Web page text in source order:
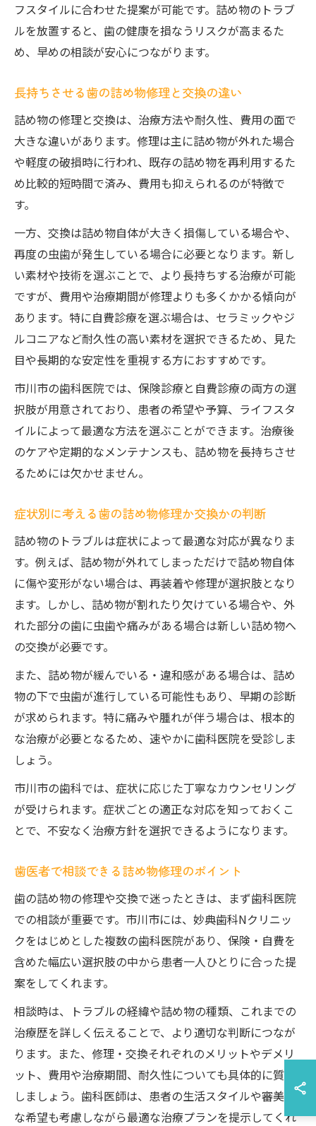
フスタイルに合わせた提案が可能です。詰め物のトラブ
ルを放置すると、歯の健康を損なうリスクが高まるた
め、早めの相談が安心につながります。
長持ちさせる歯の詰め物修理と交換の違い
詰め物の修理と交換は、治療方法や耐久性、費用の面で
大きな違いがあります。修理は主に詰め物が外れた場合
や軽度の破損時に行われ、既存の詰め物を再利用するた
め比較的短時間で済み、費用も抑えられるのが特徴で
す。
一方、交換は詰め物自体が大きく損傷している場合や、
再度の虫歯が発生している場合に必要となります。新し
い素材や技術を選ぶことで、より長持ちする治療が可能
ですが、費用や治療期間が修理よりも多くかかる傾向が
あります。特に自費診療を選ぶ場合は、セラミックやジ
ルコニアなど耐久性の高い素材を選択できるため、見た
目や長期的な安定性を重視する方におすすめです。
市川市の歯科医院では、保険診療と自費診療の両方の選
択肢が用意されており、患者の希望や予算、ライフスタ
イルによって最適な方法を選ぶことができます。治療後
のケアや定期的なメンテナンスも、詰め物を長持ちさせ
るためには欠かせません。
症状別に考える歯の詰め物修理か交換かの判断
詰め物のトラブルは症状によって最適な対応が異なりま
す。例えば、詰め物が外れてしまっただけで詰め物自体
に傷や変形がない場合は、再装着や修理が選択肢となり
ます。しかし、詰め物が割れたり欠けている場合や、外
れた部分の歯に虫歯や痛みがある場合は新しい詰め物へ
の交換が必要です。
また、詰め物が緩んでいる・違和感がある場合は、詰め
物の下で虫歯が進行している可能性もあり、早期の診断
が求められます。特に痛みや腫れが伴う場合は、根本的
な治療が必要となるため、速やかに歯科医院を受診しま
しょう。
市川市の歯科では、症状に応じた丁寧なカウンセリング
が受けられます。症状ごとの適正な対応を知っておくこ
とで、不安なく治療方針を選択できるようになります。
歯医者で相談できる詰め物修理のポイント
歯の詰め物の修理や交換で迷ったときは、まず歯科医院
での相談が重要です。市川市には、妙典歯科Nクリニッ
クをはじめとした複数の歯科医院があり、保険・自費を
含めた幅広い選択肢の中から患者一人ひとりに合った提
案をしてくれます。
相談時は、トラブルの経緯や詰め物の種類、これまでの
治療歴を詳しく伝えることで、より適切な判断につなが
ります。また、修理・交換それぞれのメリットやデメリ
ット、費用や治療期間、耐久性についても具体的に質問
しましょう。歯科医師は、患者の生活スタイルや審美的
な希望も考慮しながら最適な治療プランを提示してくれ